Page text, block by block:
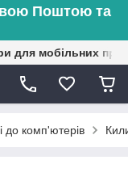
Поштою та
для мобільних
до комп'ютерів